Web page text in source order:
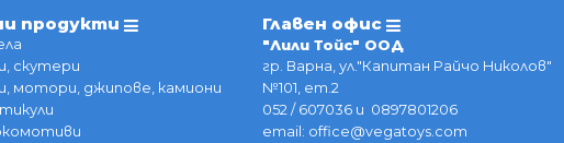
продукти
скутери
мотори, джипове, камиони
Главен офис
"Лили Тойс" ООД
гр. Варна, ул."Капитан Райчо Николов"
№101, ет.2
052 / 607036 и 0897801206
email: office@vegatoys.com